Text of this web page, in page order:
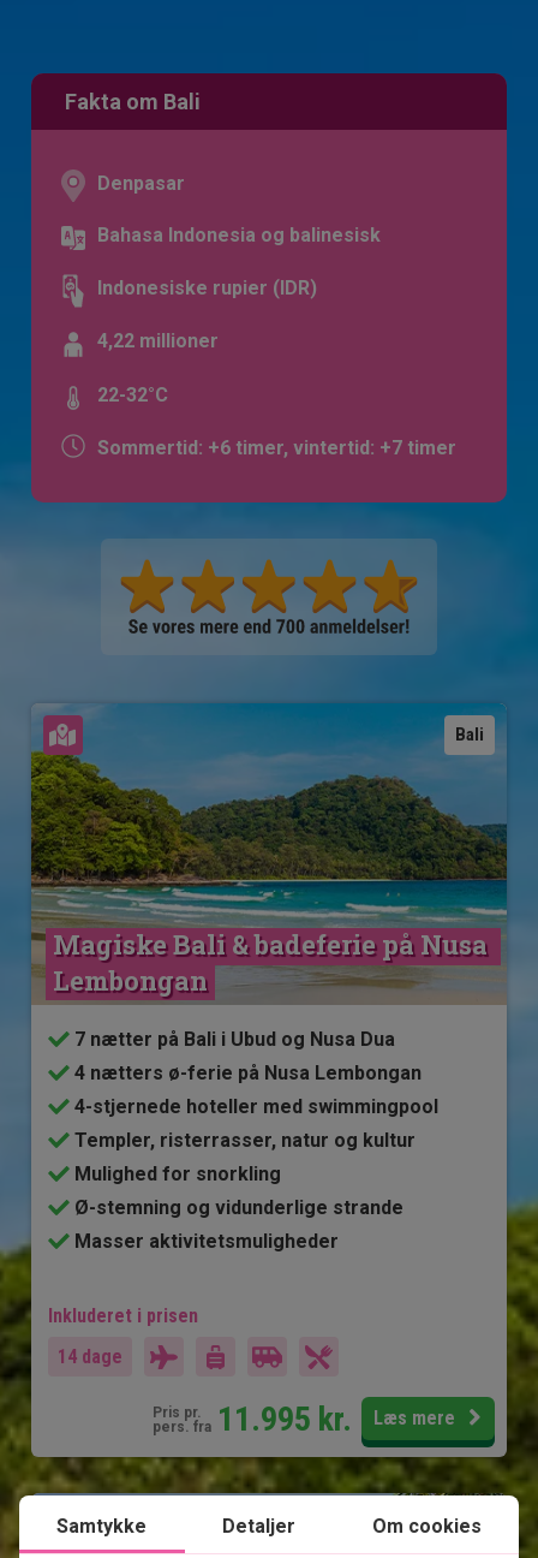
Fakta om Bali
Denpasar
Bahasa Indonesia og balinesisk
Indonesiske rupier (IDR)
4,22 millioner
22-32°C
Sommertid: +6 timer, vintertid: +7 timer
Bali
Magiske Bali & badeferie på Nusa
Lembongan
7 nætter på Bali i Ubud og Nusa Dua
4 nætters ø-ferie på Nusa Lembongan
4-stjernede hoteller med swimmingpool
Templer, risterrasser, natur og kultur
Mulighed for snorkling
Ø-stemning og vidunderlige strande
Masser aktivitetsmuligheder
Inkluderet i prisen
14 dage
Pris pr.
pers. fra 11.995 kr. Læs mere
Bali
Se kort
Samtykke Detaljer Om cookies